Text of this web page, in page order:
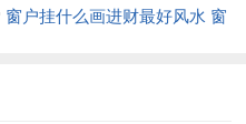
你、大肠与皮肤。
敏性鼻炎或扁桃体发炎，尤
偶生肖
窗户挂什么画进财最好风水 窗